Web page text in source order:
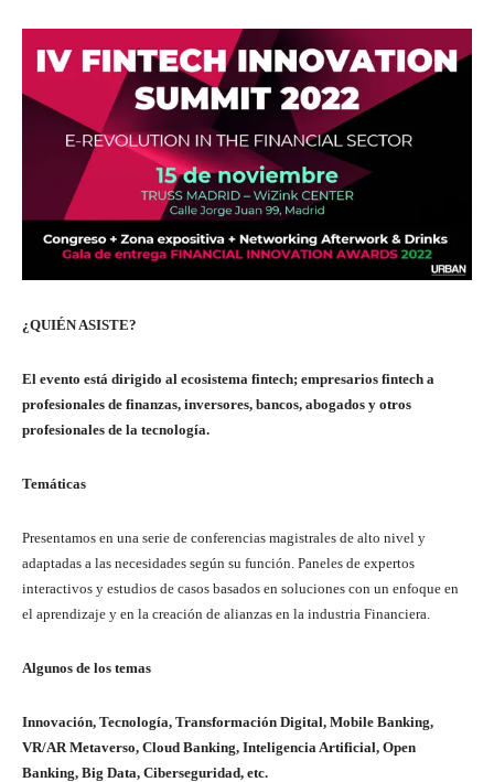
¿QUIÉN ASISTE?
El evento está dirigido al ecosistema fintech; empresarios fintech a
profesionales de finanzas, inversores, bancos, abogados y otros
profesionales de la tecnología.
Temáticas
Presentamos en una serie de conferencias magistrales de alto nivel y
adaptadas a las necesidades según su función. Paneles de expertos
interactivos y estudios de casos basados ​​en soluciones con un enfoque en
el aprendizaje y en la creación de alianzas en la industria Financiera.
Algunos de los temas
Innovación, Tecnología, Transformación Digital, Mobile Banking,
VR/AR Metaverso, Cloud Banking, Inteligencia Artificial, Open
Banking, Big Data, Ciberseguridad, etc.